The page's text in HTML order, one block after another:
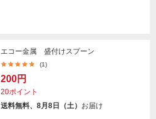
エコー金属 盛付けスプーン
(1)
200円
20ポイント
送料無料、8月8日（土） お届け